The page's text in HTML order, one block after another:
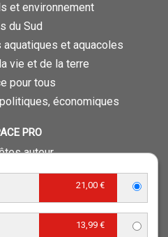
21,00 €
13,99 €
et environnement
du Sud
et aquacoles
vie et de la terre
pour tous
économiques
PRO
auteur
journaliste
libraire
rights